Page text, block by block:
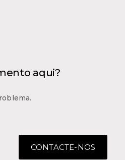
aqui?
CONTACTE-NOS